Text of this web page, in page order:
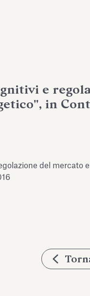
e
in
del mercato